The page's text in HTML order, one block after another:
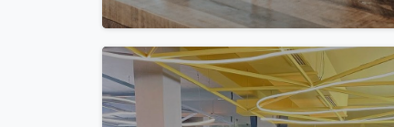
3